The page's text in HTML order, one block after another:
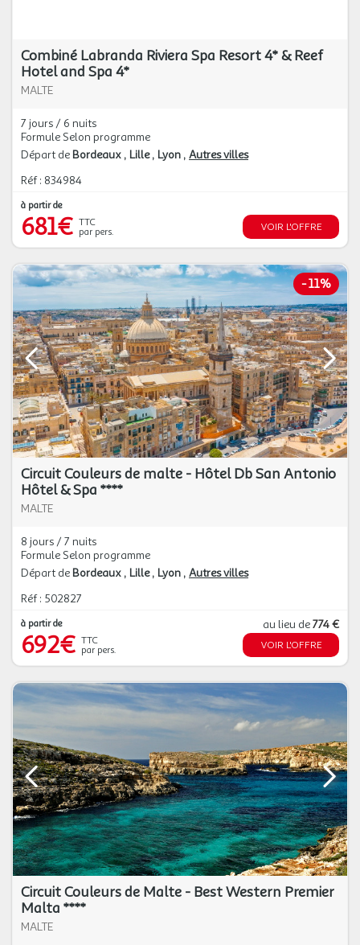
Combiné Labranda Riviera Spa Resort 4* & Reef
Hotel and Spa 4*
MALTE
7 jours / 6 nuits
Formule Selon programme
Départ de Bordeaux Lille Lyon Autres villes
Réf : 834984
à partir de
681€ TTC
par pers.
VOIR L'OFFRE
-11%
Circuit Couleurs de malte - Hôtel Db San Antonio
Hôtel & Spa ****
MALTE
8 jours / 7 nuits
Formule Selon programme
Départ de Bordeaux Lille Lyon Autres villes
Réf : 502827
à partir de
692€ TTC
par pers.
au lieu de774 €
VOIR L'OFFRE
Circuit Couleurs de Malte - Best Western Premier
Malta ****
MALTE